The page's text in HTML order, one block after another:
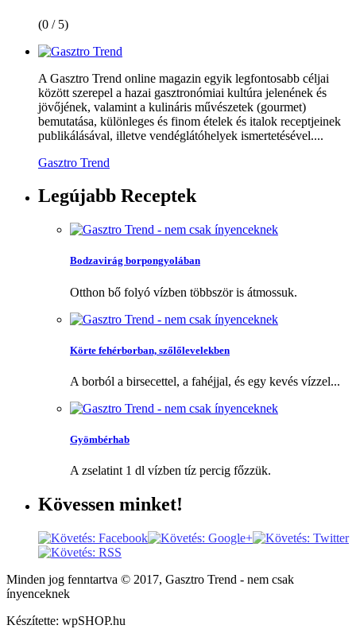
(0 / 5)
A Gasztro Trend online magazin egyik legfontosabb céljai
között szerepel a hazai gasztronómiai kultúra jelenének és
jövőjének, valamint a kulináris művészetek (gourmet)
bemutatása, különleges és finom ételek és italok receptjeinek
publikálásával, illetve vendéglátóhelyek ismertetésével....
Gasztro Trend
Legújabb Receptek
Bodzavirág borpongyolában
Otthon bő folyó vízben többször is átmossuk.
Körte fehérborban, szőlőlevelekben
A borból a birsecettel, a fahéjjal, és egy kevés vízzel...
Gyömbérhab
A zselatint 1 dl vízben tíz percig főzzük.
Kövessen minket!
Minden jog fenntartva © 2017, Gasztro Trend - nem csak
ínyenceknek
Készítette: wpSHOP.hu